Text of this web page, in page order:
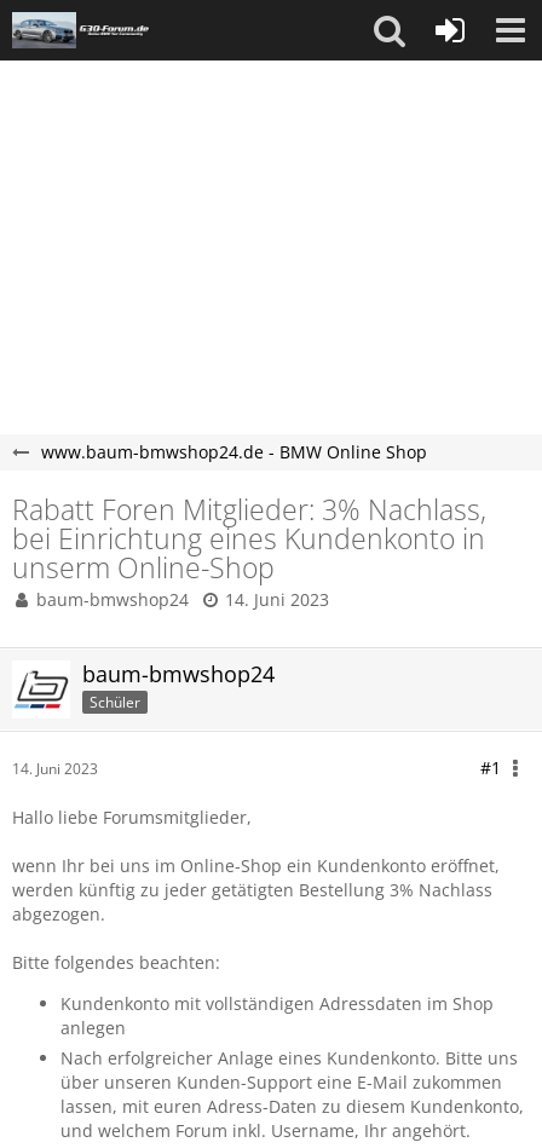
www.baum-bmwshop24.de - BMW Online Shop
Rabatt Foren Mitglieder: 3% Nachlass,
bei Einrichtung eines Kundenkonto in
unserm Online-Shop
baum-bmwshop24 14. Juni 2023
baum-bmwshop24
Schüler
14. Juni 2023 #1
Hallo liebe Forumsmitglieder,
wenn Ihr bei uns im Online-Shop ein Kundenkonto eröffnet,
werden künftig zu jeder getätigten Bestellung 3% Nachlass
abgezogen.
Bitte folgendes beachten:
Kundenkonto mit vollständigen Adressdaten im Shop
anlegen
Nach erfolgreicher Anlage eines Kundenkonto. Bitte uns
über unseren Kunden-Support eine E-Mail zukommen
lassen, mit euren Adress-Daten zu diesem Kundenkonto,
und welchem Forum inkl. Username, Ihr angehört.